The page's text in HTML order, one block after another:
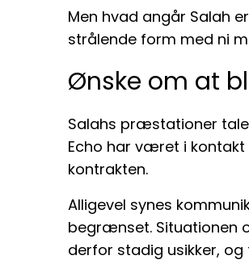
Men hvad angår Salah
strålende form med ni
Ønske om at
Salahs præstationer
Echo har været i
kontrakten.
Alligevel synes
begrænset. Situationen
derfor stadig usikker,